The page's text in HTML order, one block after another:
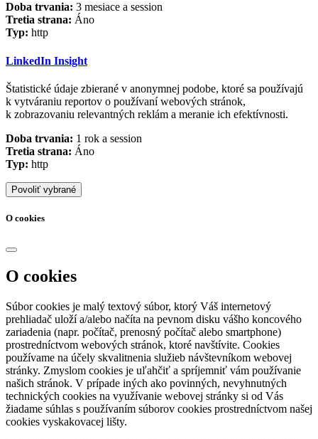
Doba trvania: 3 mesiace a session
Tretia strana: Áno
Typ: http
LinkedIn Insight
Štatistické údaje zbierané v anonymnej podobe, ktoré sa používajú
k vytváraniu reportov o používaní webových stránok,
k zobrazovaniu relevantných reklám a meranie ich efektívnosti.
Doba trvania: 1 rok a session
Tretia strana: Áno
Typ: http
Povoliť vybrané
O cookies
O cookies
Súbor cookies je malý textový súbor, ktorý Váš internetový
prehliadač uloží a/alebo načíta na pevnom disku vášho koncového
zariadenia (napr. počítač, prenosný počítač alebo smartphone)
prostredníctvom webových stránok, ktoré navštívite. Cookies
používame na účely skvalitnenia služieb návštevníkom webovej
stránky. Zmyslom cookies je uľahčiť a spríjemniť vám používanie
našich stránok. V prípade iných ako povinných, nevyhnutných
technických cookies na využívanie webovej stránky si od Vás
žiadame súhlas s používaním súborov cookies prostredníctvom našej
cookies vyskakovacej lišty.